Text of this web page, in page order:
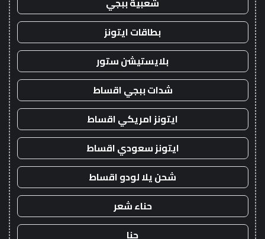
بطاقات ايتونز
بلايستيشن ستور
شدات ببجي اقساط
ايتونز امريكي اقساط
ايتونز سعودي اقساط
شحن يلا لودو اقساط
حناء شعر
حنا